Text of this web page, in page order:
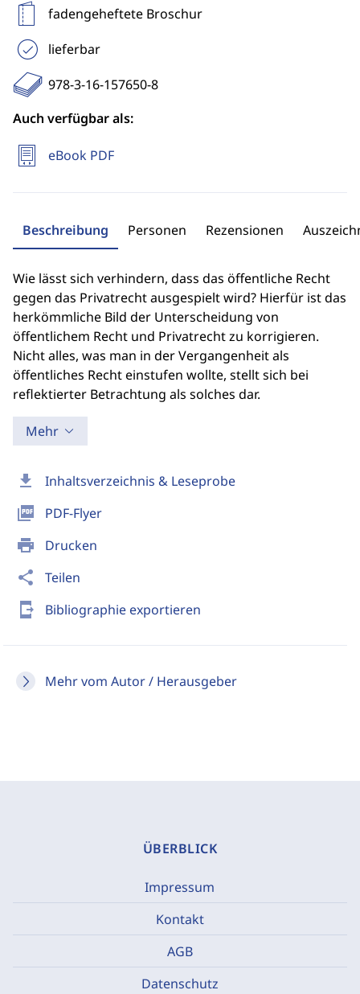
download Inhaltsverzeichnis & Leseprobe
picture_as_pdf PDF-Flyer
print Drucken
share Teilen
send_to_mobile Bibliographie exportieren
Mehr vom Autor / Herausgeber
fadengeheftete Broschur
lieferbar
978-3-16-157650-8
Auch verfügbar als:
eBook PDF
Beschreibung Personen Rezensionen
Wie lässt sich verhindern, dass das öffentliche Recht
gegen das Privatrecht ausgespielt wird? Hierfür ist das
herkömmliche Bild der Unterscheidung von
öffentlichem Recht und Privatrecht zu korrigieren.
Nicht alles, was man in der Vergangenheit als
öffentliches Recht einstufen wollte, stellt sich bei
reflektierter Betrachtung als solches dar.
Mehr
ÜBERBLICK
Impressum
Kontakt
AGB
Datenschutz